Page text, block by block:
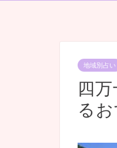
地域別占い
四
る